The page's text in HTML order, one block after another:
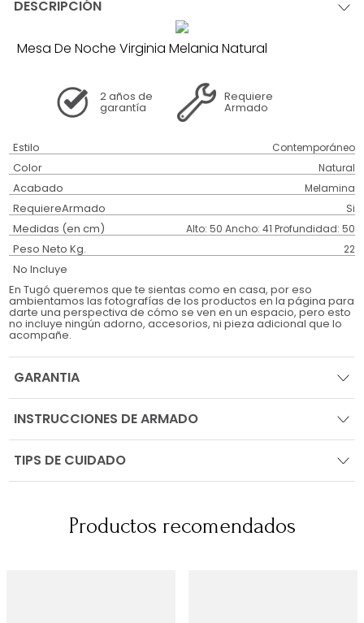
DESCRIPCIÓN
Mesa De Noche Virginia Melania Natural
2 años de
garantía
Requiere
Armado
Estilo Contemporáneo
Color Natural
Acabado Melamina
RequiereArmado Si
Medidas (en cm) Alto: 50 Ancho: 41 Profundidad: 50
Peso Neto Kg. 22
No Incluye
En Tugó queremos que te sientas como en casa, por eso
ambientamos las fotografías de los productos en la página para
darte una perspectiva de cómo se ven en un espacio, pero esto
no incluye ningún adorno, accesorios, ni pieza adicional que lo
acompañe.
GARANTIA
INSTRUCCIONES DE ARMADO
TIPS DE CUIDADO
Productos recomendados